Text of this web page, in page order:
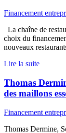
Financement
La chaîne de
choix du
nouveaux
Lire la suite
Thomas
des maillons
Financement
Thomas Dermine,